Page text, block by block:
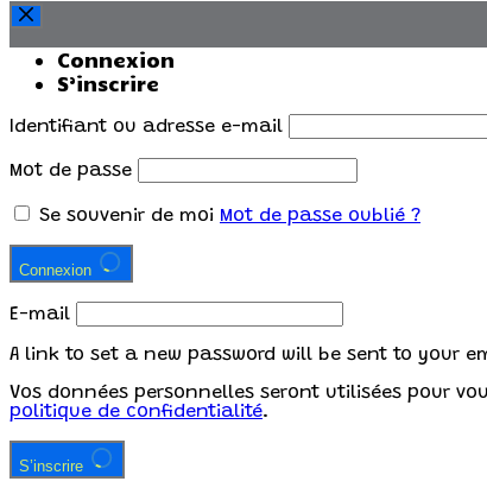
Connexion
S’inscrire
Identifiant ou adresse e-mail
Mot de passe
Se souvenir de moi Mot de passe oublié ?
Connexion
E-mail
A link to set a new password will be sent to your
Vos données personnelles seront utilisées pour
politique de confidentialité.
S’inscrire